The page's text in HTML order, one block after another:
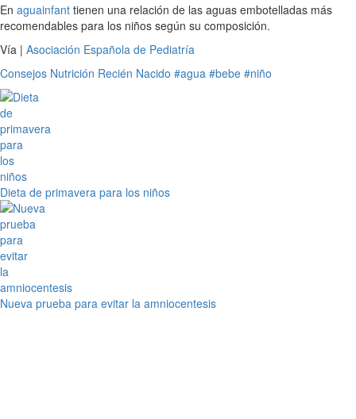
En aguainfant tienen una relación de las aguas embotelladas más
recomendables para los niños según su composición.
Vía | Asociación Española de Pediatría
Consejos Nutrición Recién Nacido #agua #bebe #niño
Dieta de primavera para los niños
Nueva prueba para evitar la amniocentesis